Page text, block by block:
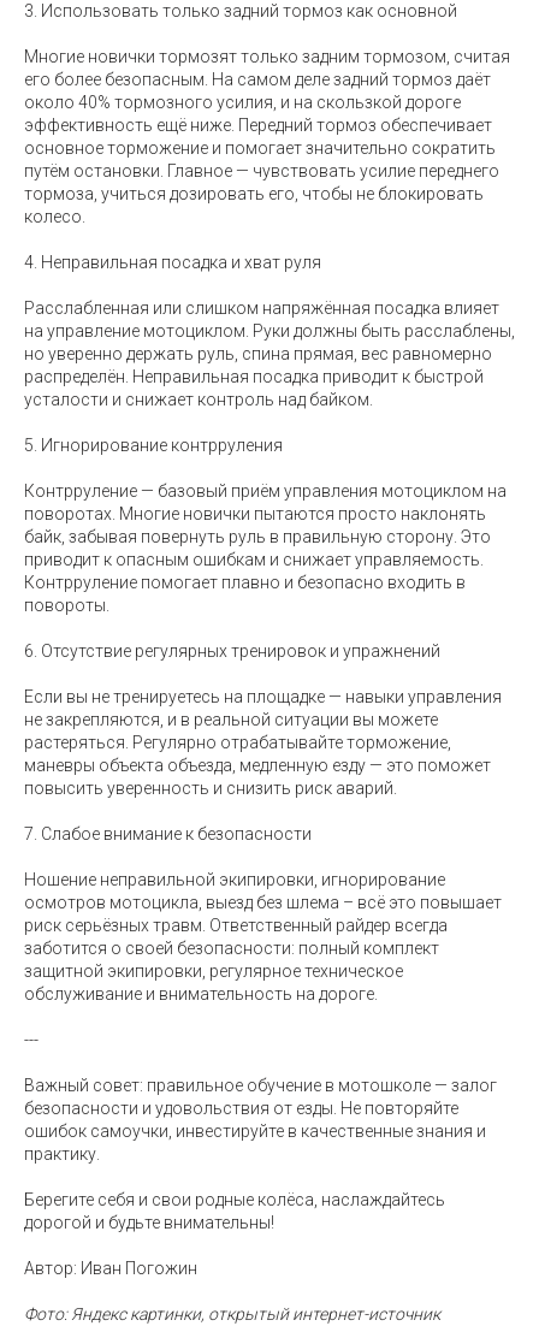
3. Использовать только задний тормоз как основной
Многие новички тормозят только задним тормозом, считая
его более безопасным. На самом деле задний тормоз даёт
около 40% тормозного усилия, и на скользкой дороге
эффективность ещё ниже. Передний тормоз обеспечивает
основное торможение и помогает значительно сократить
путём остановки. Главное — чувствовать усилие переднего
тормоза, учиться дозировать его, чтобы не блокировать
колесо.
4. Неправильная посадка и хват руля
Расслабленная или слишком напряжённая посадка влияет
на управление мотоциклом. Руки должны быть расслаблены,
но уверенно держать руль, спина прямая, вес равномерно
распределён. Неправильная посадка приводит к быстрой
усталости и снижает контроль над байком.
5. Игнорирование контрруления
Контрруление — базовый приём управления мотоциклом на
поворотах. Многие новички пытаются просто наклонять
байк, забывая повернуть руль в правильную сторону. Это
приводит к опасным ошибкам и снижает управляемость.
Контрруление помогает плавно и безопасно входить в
повороты.
6. Отсутствие регулярных тренировок и упражнений
Если вы не тренируетесь на площадке — навыки управления
не закрепляются, и в реальной ситуации вы можете
растеряться. Регулярно отрабатывайте торможение,
маневры объекта объезда, медленную езду — это поможет
повысить уверенность и снизить риск аварий.
7. Слабое внимание к безопасности
Ношение неправильной экипировки, игнорирование
осмотров мотоцикла, выезд без шлема – всё это повышает
риск серьёзных травм. Ответственный райдер всегда
заботится о своей безопасности: полный комплект
защитной экипировки, регулярное техническое
обслуживание и внимательность на дороге.
---
Важный совет: правильное обучение в мотошколе — залог
безопасности и удовольствия от езды. Не повторяйте
ошибок самоучки, инвестируйте в качественные знания и
практику.
Берегите себя и свои родные колёса, наслаждайтесь
дорогой и будьте внимательны!
Автор: Иван Погожин
Фото: Яндекс картинки, открытый интернет-источник